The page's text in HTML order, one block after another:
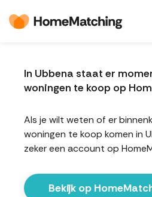
In Ubbena staat er
woningen te koop op
Als je wilt weten of er
woningen te koop komen in
zeker een account op
Bekijk op